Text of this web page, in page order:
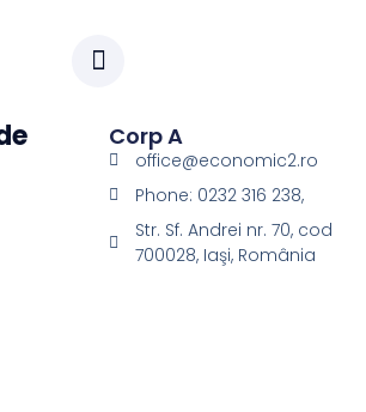
Corp A
office@economic2.ro
Phone: 0232 316 238,
Str. Sf. Andrei nr. 70, cod
700028, Iaşi, România